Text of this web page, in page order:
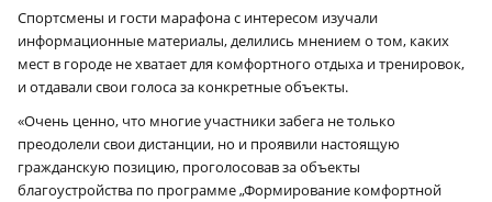
Спортсмены и гости марафона с интересом изучали
информационные материалы, делились мнением о том, каких
мест в городе не хватает для комфортного отдыха и тренировок,
и отдавали свои голоса за конкретные объекты.
«Очень ценно, что многие участники забега не только
преодолели свои дистанции, но и проявили настоящую
гражданскую позицию, проголосовав за объекты
благоустройства по программе „Формирование комфортной